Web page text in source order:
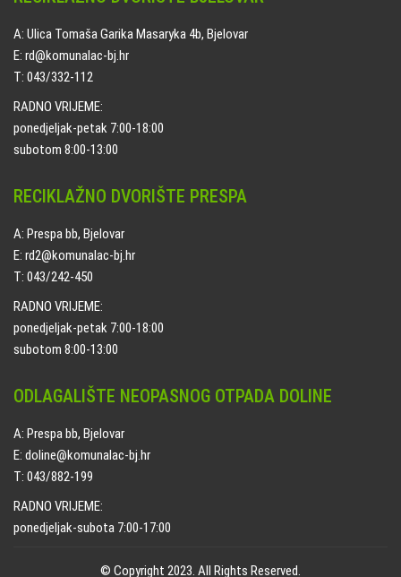
A: Ulica Tomaša Garika Masaryka 4b, Bjelovar
E: rd@komunalac-bj.hr
T: 043/332-112
RADNO VRIJEME:
ponedjeljak-petak 7:00-18:00
subotom 8:00-13:00
RECIKLAŽNO DVORIŠTE PRESPA
A: Prespa bb, Bjelovar
E: rd2@komunalac-bj.hr
T: 043/242-450
RADNO VRIJEME:
ponedjeljak-petak 7:00-18:00
subotom 8:00-13:00
ODLAGALIŠTE NEOPASNOG OTPADA DOLINE
A: Prespa bb, Bjelovar
E: doline@komunalac-bj.hr
T: 043/882-199
RADNO VRIJEME:
ponedjeljak-subota 7:00-17:00
© Copyright 2023. All Rights Reserved.